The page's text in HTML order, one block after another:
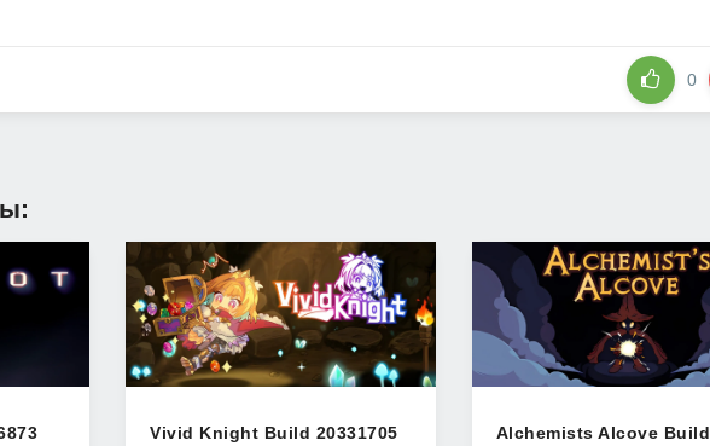
0
Vivid Knight Build 20331705
Alchemists Alcove Build